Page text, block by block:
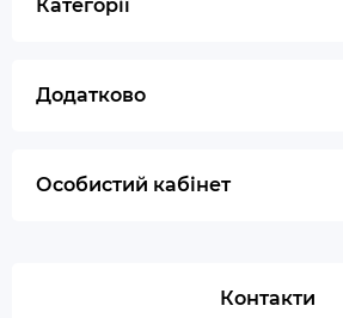
Категорії
Додатково
Особистий кабінет
Контакти